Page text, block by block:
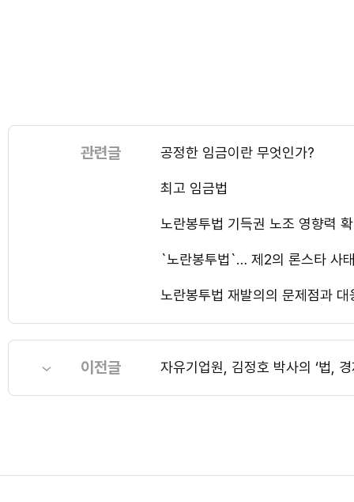
관련글 공정한 임금이란 무엇인가?
최고 임금법
노란봉투법 기득권 노조 영향력
`노란봉투법`… 제2의 론스타 사
노란봉투법 재발의의 문제점과 대
이전글 자유기업원, 김정호 박사의 ‘법,